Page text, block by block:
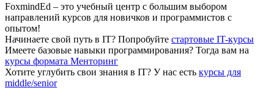
FoxmindEd – это учебный центр с большим выбором
направлений курсов для новичков и программистов с
опытом!
Начинаете свой путь в IТ? Попробуйте стартовые IT-курсы
Имеете базовые навыки программирования? Тогда вам на
курсы формата Менторинг
Хотите углубить свои знания в IТ? У нас есть курсы для
middle/senior